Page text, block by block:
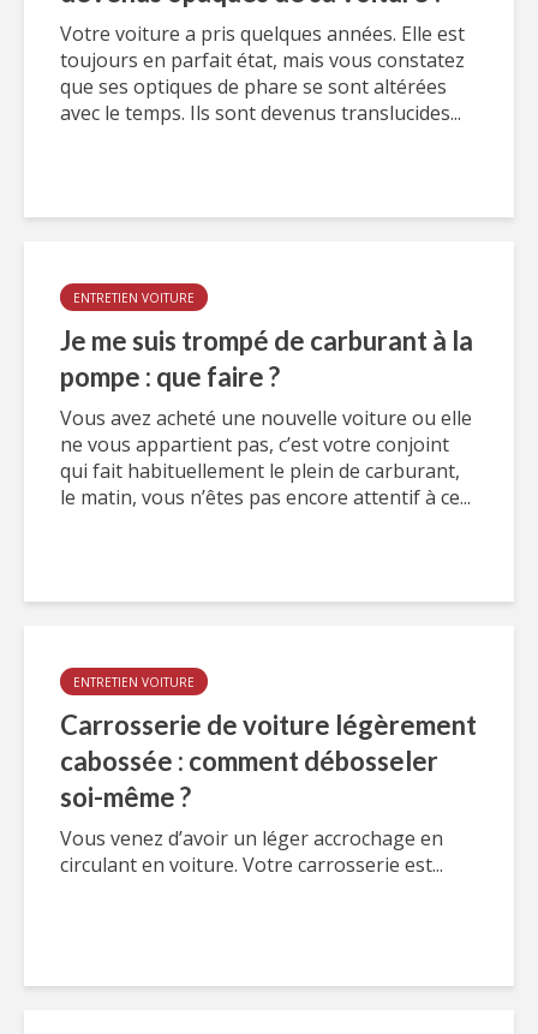
Votre voiture a pris quelques années. Elle est
toujours en parfait état, mais vous constatez
que ses optiques de phare se sont altérées
avec le temps. Ils sont devenus translucides...
ENTRETIEN VOITURE
Je me suis trompé de carburant à la
pompe : que faire ?
Vous avez acheté une nouvelle voiture ou elle
ne vous appartient pas, c’est votre conjoint
qui fait habituellement le plein de carburant,
le matin, vous n’êtes pas encore attentif à ce...
ENTRETIEN VOITURE
Carrosserie de voiture légèrement
cabossée : comment débosseler
soi-même ?
Vous venez d’avoir un léger accrochage en
circulant en voiture. Votre carrosserie est...